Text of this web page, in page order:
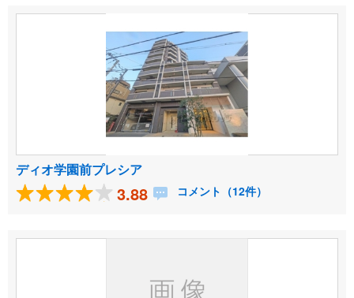
ディオ学園前プレシア
3.88 コメント（12件）